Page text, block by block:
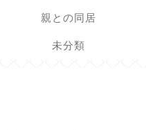
親との同居
未分類